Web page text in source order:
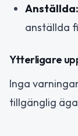
Anställda:
anställda
Ytterligare
Inga
tillgänglig